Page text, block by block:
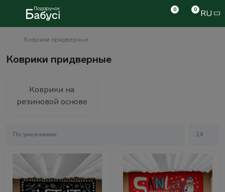
0 0 RU
Коврики придверные
Коврики придверные
Коврики на
резиновой основе